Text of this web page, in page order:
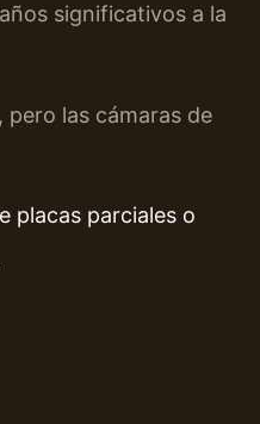
significativos a la
las cámaras de
placas parciales o